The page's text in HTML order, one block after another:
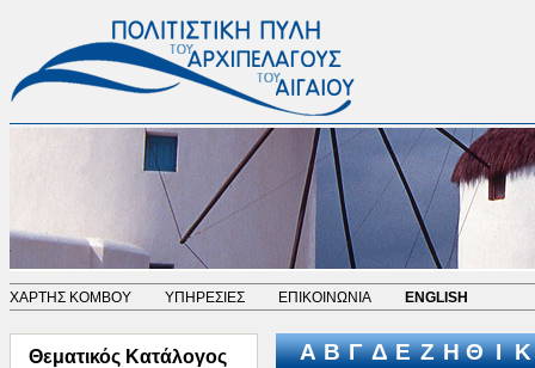
ΧΑΡΤΗΣ ΚΟΜΒΟΥ ΥΠΗΡΕΣΙΕΣ ΕΠΙΚΟΙΝΩΝΙΑ ENGLISH
Θεματικός Κατάλογος Α Β Γ Δ Ε Ζ Η Θ Ι Κ